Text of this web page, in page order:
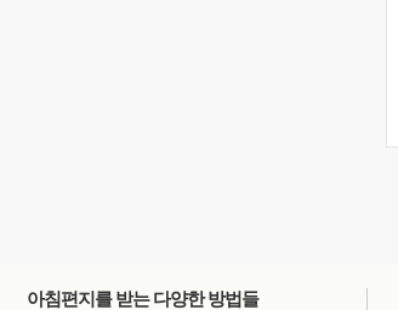
아침편지를 받는 다양한 방법들